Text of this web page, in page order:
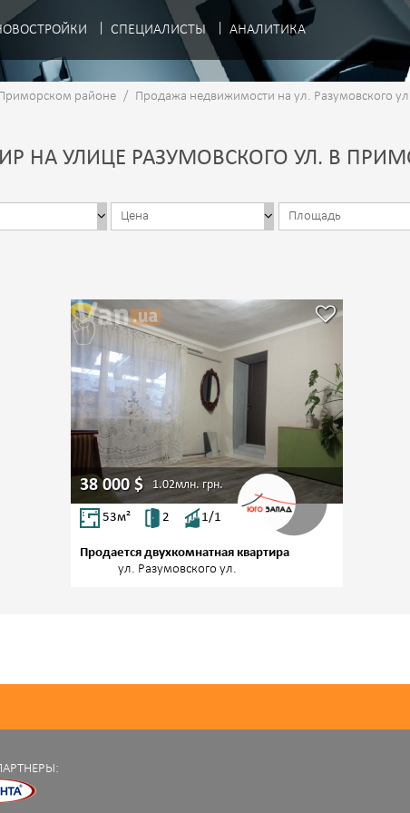
СПЕЦИАЛИСТЫ АНАЛИТИКА
районе / Продажа недвижимости на ул. Разумовского
НА УЛИЦЕ РАЗУМОВСКОГО УЛ. В
38 000$ 1.02млн. грн.
53м² 2 1/1
Продается двухкомнатная квартира
ул. Разумовского ул.